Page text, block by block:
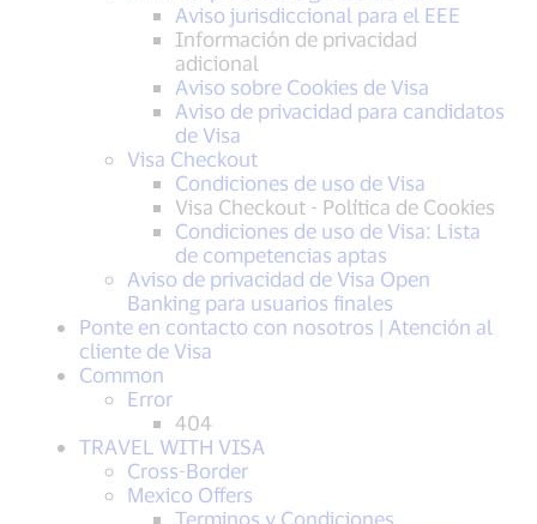
Aviso jurisdiccional para el EEE
Información de privacidad
adicional
Aviso sobre Cookies de Visa
Aviso de privacidad para candidatos
de Visa
Visa Checkout
Condiciones de uso de Visa
Visa Checkout - Política de Cookies
Condiciones de uso de Visa: Lista
de competencias aptas
Aviso de privacidad de Visa Open
Banking para usuarios finales
Ponte en contacto con nosotros | Atención al
cliente de Visa
Common
Error
404
TRAVEL WITH VISA
Cross-Border
Mexico Offers
Terminos y Condiciones